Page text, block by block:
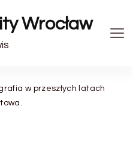
Wrocław
w przeszłych latach